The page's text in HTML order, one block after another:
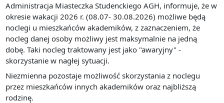
Administracja Miasteczka Studenckiego AGH, informuje, że w
okresie wakacji 2026 r. (08.07- 30.08.2026) możliwe będą
noclegi u mieszkańców akademików, z zaznaczeniem, że
nocleg danej osoby możliwy jest maksymalnie na jedną
dobę. Taki nocleg traktowany jest jako "awaryjny" -
skorzystanie w nagłej sytuacji.
Niezmienna pozostaje możliwość skorzystania z noclegu
przez mieszkańców innych akademików oraz najbliższą
rodzinę.